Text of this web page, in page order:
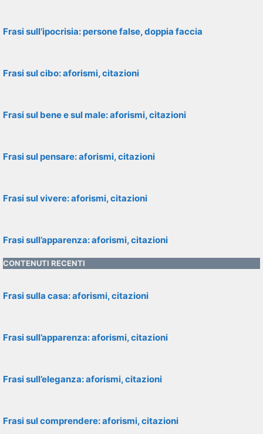
Frasi sull’ipocrisia: persone false, doppia faccia
Frasi sul cibo: aforismi, citazioni
Frasi sul bene e sul male: aforismi, citazioni
Frasi sul pensare: aforismi, citazioni
Frasi sul vivere: aforismi, citazioni
Frasi sull’apparenza: aforismi, citazioni
CONTENUTI RECENTI
Frasi sulla casa: aforismi, citazioni
Frasi sull’apparenza: aforismi, citazioni
Frasi sull’eleganza: aforismi, citazioni
Frasi sul comprendere: aforismi, citazioni